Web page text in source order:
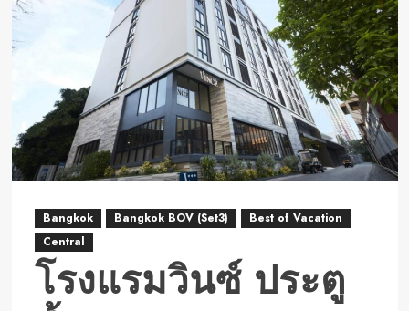
แบงค็
อก
Bangkok Bangkok BOV (Set3)
Best of Vacation
Central
โรงแรมวินซ์ ประตู